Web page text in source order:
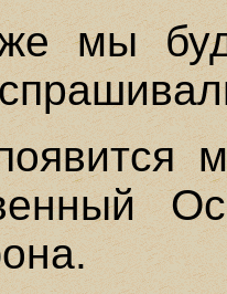
мы